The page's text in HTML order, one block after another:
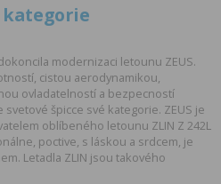
kategorie
modernizaci letounu ZEUS.
cistou aerodynamikou,
ovladatelností a bezpecností
špicce své kategorie. ZEUS je
oblíbeného letounu ZLIN Z 242L
poctive, s láskou a srdcem, je
Letadla ZLIN jsou takového